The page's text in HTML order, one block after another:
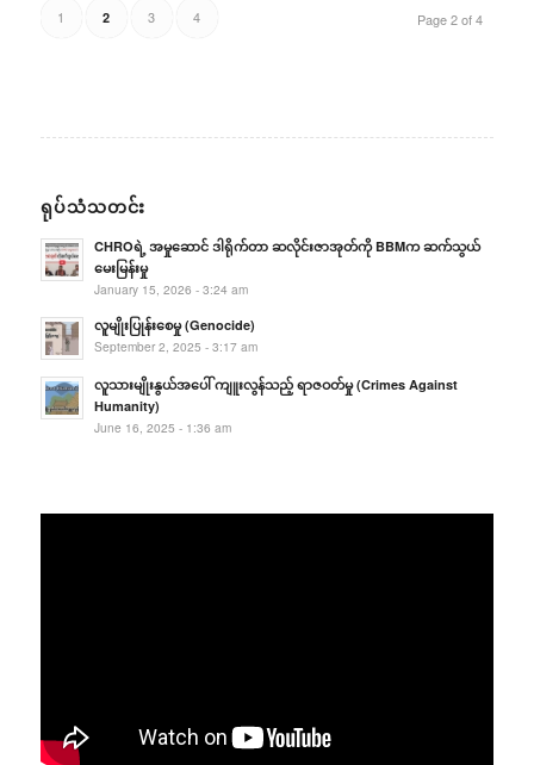
Page 2 of 4
1 2 3 4
ရုပ်သံသတင်း
CHROရဲ့ အမှုဆောင် ဒါရိုက်တာ ဆလိုင်းဇာအုတ်ကို BBMက ဆက်သွယ်
မေးမြန်းမှု
January 15, 2026 - 3:24 am
လူမျိုးပြုန်းစေမှု (Genocide)
September 2, 2025 - 3:17 am
လူသားမျိုးနွယ်အပေါ် ကျူးလွန်သည့် ရာဇဝတ်မှု (Crimes Against
Humanity)
June 16, 2025 - 1:36 am